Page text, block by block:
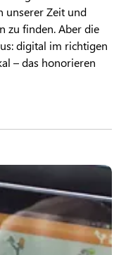
unserer Zeit und
zu finden. Aber die
digital im richtigen
– das honorieren